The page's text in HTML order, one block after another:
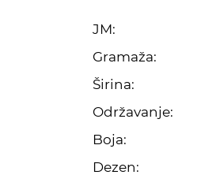
JM:
Gramaža:
Širina:
Održavanje:
Boja:
Dezen: